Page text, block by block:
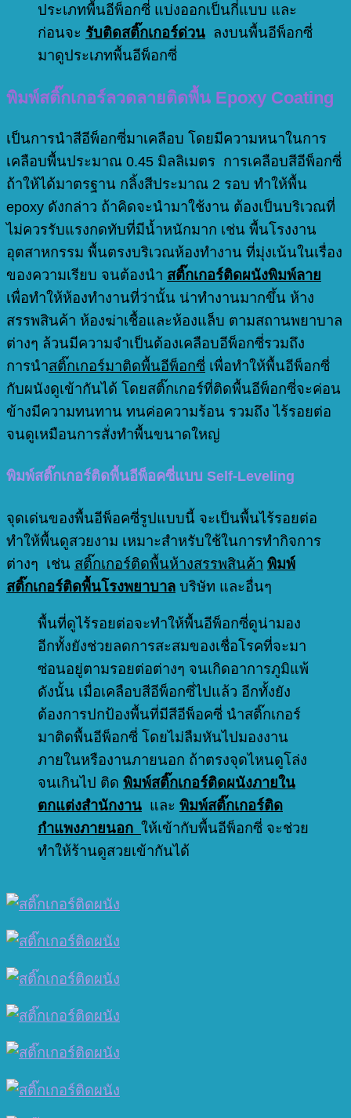
ประเภทพื้นอีพ็อกซี่ แบ่งออกเป็นกี่แบบ และ
ก่อนจะ รับติดสติ๊กเกอร์ด่วน ลงบนพื้นอีพ็อกซี่
มาดูประเภทพื้นอีพ็อกซี่
พิมพ์สติ๊กเกอร์ลวดลายติดพื้น Epoxy Coating
เป็นการนำสีอีพ็อกซี่มาเคลือบ โดยมีความหนาในการ
เคลือบพื้นประมาณ 0.45 มิลลิเมตร การเคลือบสีอีพ็อกซี่
ถ้าให้ได้มาตรฐาน กลิ้งสีประมาณ 2 รอบ ทำให้พื้น
epoxy ดังกล่าว ถ้าคิดจะนำมาใช้งาน ต้องเป็นบริเวณที่
ไม่ควรรับแรงกดทับที่มีน้ำหนักมาก เช่น พื้นโรงงาน
อุตสาหกรรม พื้นตรงบริเวณห้องทำงาน ที่มุ่งเน้นในเรื่อง
ของความเรียบ จนต้องนำ สติ๊กเกอร์ติดผนังพิมพ์ลาย
เพื่อทำให้ห้องทำงานที่ว่านั้น น่าทำงานมากขึ้น ห้าง
สรรพสินค้า ห้องฆ่าเชื้อและห้องแล็บ ตามสถานพยาบาล
ต่างๆ ล้วนมีความจำเป็นต้องเคลือบอีพ็อกซี่รวมถึง
การนำสติ๊กเกอร์มาติดพื้นอีพ็อกซี่ เพื่อทำให้พื้นอีพ็อกซี่
กับผนังดูเข้ากันได้ โดยสติ๊กเกอร์ที่ติดพื้นอีพ็อกซี่จะค่อน
ข้างมีความทนทาน ทนค่อความร้อน รวมถึง ไร้รอยต่อ
จนดูเหมือนการสั่งทำพื้นขนาดใหญ่
พิมพ์สติ๊กเกอร์ติดพื้นอีพ็อคซี่แบบ Self-Leveling
จุดเด่นของพื้นอีพ็อคซี่รูปแบบนี้ จะเป็นพื้นไร้รอยต่อ
ทำให้พื้นดูสวยงาม เหมาะสำหรับใช้ในการทำกิจการ
ต่างๆ เช่น สติ๊กเกอร์ติดพื้นห้างสรรพสินค้า พิมพ์
สติ๊กเกอร์ติดพื้นโรงพยาบาล บริษัท และอื่นๆ
พื้นที่ดูไร้รอยต่อจะทำให้พื้นอีพ็อกซี่ดูน่ามอง
อีกทั้งยังช่วยลดการสะสมของเชื่อโรคที่จะมา
ซ่อนอยู่ตามรอยต่อต่างๆ จนเกิดอาการภูมิแพ้
ดังนั้น เมื่อเคลือบสีอีพ็อกซี่ไปแล้ว อีกทั้งยัง
ต้องการปกป้องพื้นที่มีสีอีพ็อคซี่ นำสติ๊กเกอร์
มาติดพื้นอีพ็อกซี่ โดยไม่ลืมหันไปมองงาน
ภายในหรืองานภายนอก ถ้าตรงจุดไหนดูโล่ง
จนเกินไป ติด พิมพ์สติ๊กเกอร์ติดผนังภายใน
ตกแต่งสำนักงาน และ พิมพ์สติ๊กเกอร์ติด
กำแพงภายนอก ให้เข้ากับพื้นอีพ็อกซี่ จะช่วย
ทำให้ร้านดูสวยเข้ากันได้